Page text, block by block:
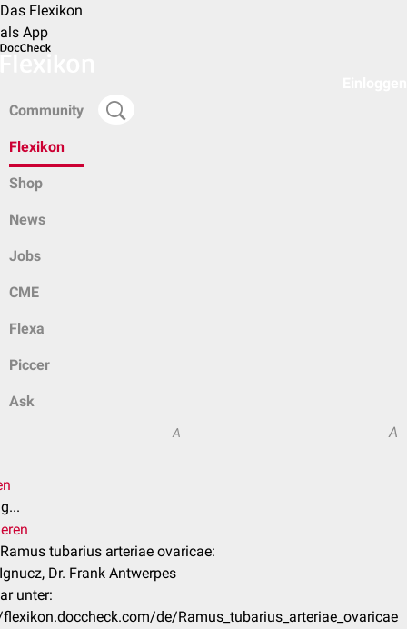
Das Flexikon
als App
Community
Flexikon
Shop
News
Jobs
CME
Flexa
Piccer
Ask
A A
tubarius arteriae ovaricae:
Dr. Frank Antwerpes
unter:
de/Ramus_tubarius_arteriae_ovaricae